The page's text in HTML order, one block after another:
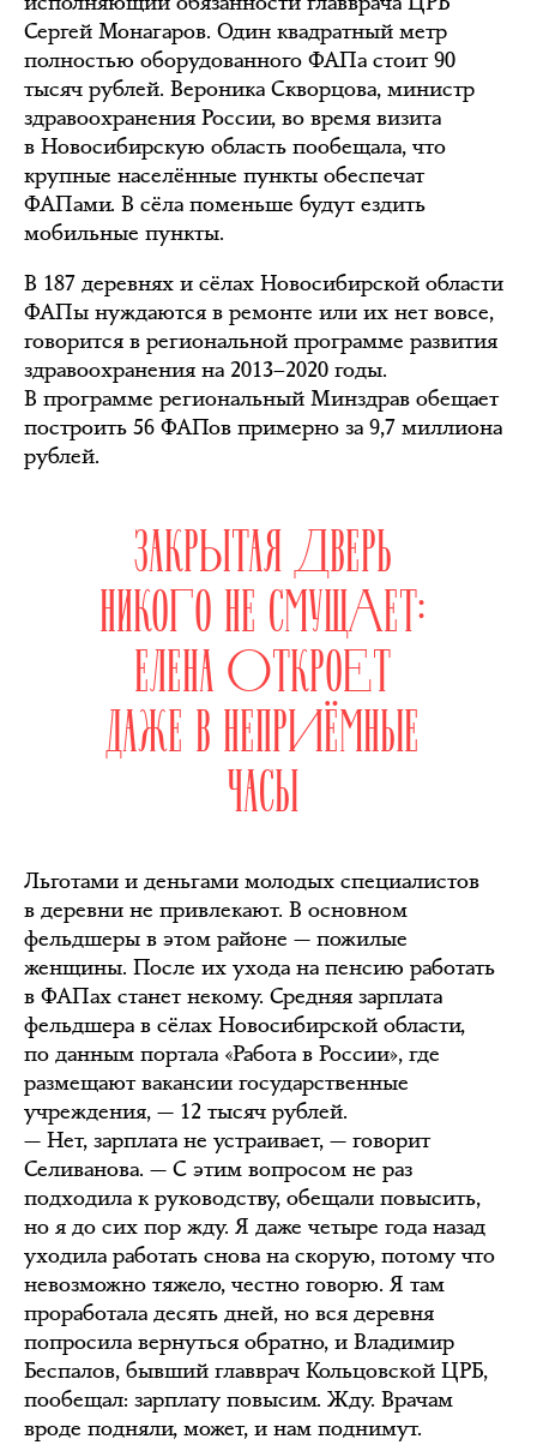
Сергей Монагаров. Один квадратный метр
полностью оборудованного ФАПа стоит 90
тысяч рублей. Вероника Скворцова, министр
здравоохранения России, во время визита
в Новосибирскую область пообещала, что
крупные населённые пункты обеспечат
ФАПами. В сёла поменьше будут ездить
мобильные пункты.
В 187 деревнях и сёлах Новосибирской области
ФАПы нуждаются в ремонте или их нет вовсе,
говорится в региональной программе развития
здравоохранения на 2013–2020 годы.
В программе региональный Минздрав обещает
построить 56 ФАПов примерно за 9,7 миллиона
рублей.
ЗАКРЫТАЯ ДВЕРЬ
НИКОГО НЕ СМУЩАЕТ:
ЕЛЕНА ОТКРОЕТ
ДАЖЕ В НЕПРИЁМНЫЕ
ЧАСЫ
Льготами и деньгами молодых специалистов
в деревни не привлекают. В основном
фельдшеры в этом районе — пожилые
женщины. После их ухода на пенсию работать
в ФАПах станет некому. Средняя зарплата
фельдшера в сёлах Новосибирской области,
по данным портала «Работа в России», где
размещают вакансии государственные
учреждения, — 12 тысяч рублей.
— Нет, зарплата не устраивает, — говорит
Селиванова. — С этим вопросом не раз
подходила к руководству, обещали повысить,
но я до сих пор жду. Я даже четыре года назад
уходила работать снова на скорую, потому что
невозможно тяжело, честно говорю. Я там
проработала десять дней, но вся деревня
попросила вернуться обратно, и Владимир
Беспалов, бывший главврач Кольцовской ЦРБ,
пообещал: зарплату повысим. Жду. Врачам
вроде подняли, может, и нам поднимут.